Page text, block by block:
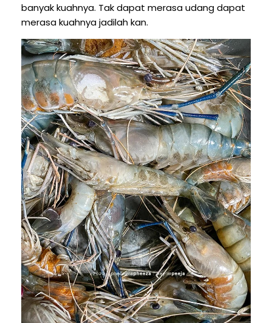
banyak kuahnya. Tak dapat merasa udang dapat
merasa kuahnya jadilah kan.